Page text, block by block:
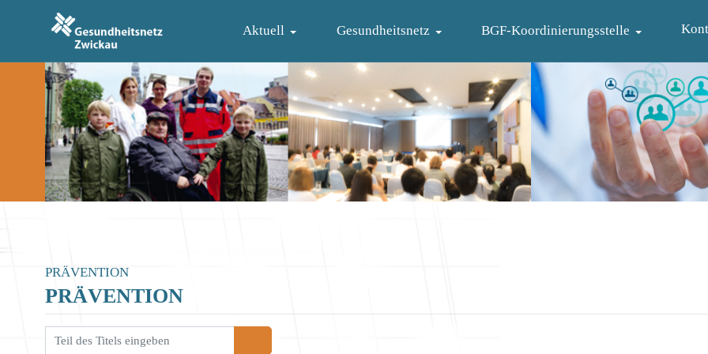
Aktuell Gesundheitsnetz BGF-Koordinierungsstelle
PRÄVENTION
PRÄVENTION
des Titels eingeben